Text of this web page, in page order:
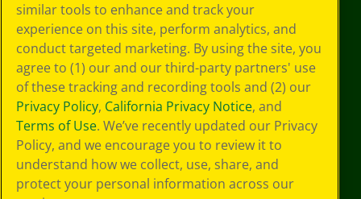
privacy
Informativa sulla
privacy
Termini SMS
GDPR
Informativa sulla
privacy di CA
Technologies
Preferenze cookie
Condizioni d'uso
Accessibilità web
similar tools to enhance and track your
experience on this site, perform analytics, and
conduct targeted marketing. By using the site, you
agree to (1) our and our third-party partners' use
of these tracking and recording tools and (2) our
Privacy Policy, California Privacy Notice, and
Terms of Use. We’ve recently updated our Privacy
Policy, and we encourage you to review it to
understand how we collect, use, share, and
protect your personal information across our